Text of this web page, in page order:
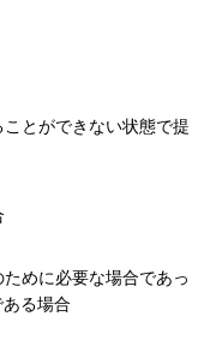
とができない状態で提
めに必要な場合であっ
る場合